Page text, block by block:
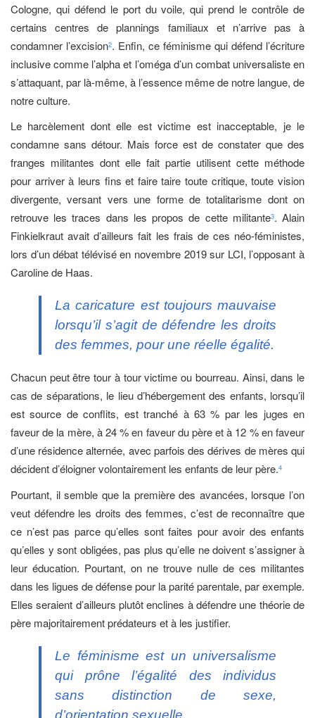
Cologne, qui défend le port du voile, qui prend le contrôle de
certains centres de plannings familiaux et n’arrive pas à
condamner l’excision2. Enfin, ce féminisme qui défend l’écriture
inclusive comme l’alpha et l’oméga d’un combat universaliste en
s’attaquant, par là-même, à l’essence même de notre langue, de
notre culture.
Le harcèlement dont elle est victime est inacceptable, je le
condamne sans détour. Mais force est de constater que des
franges militantes dont elle fait partie utilisent cette méthode
pour arriver à leurs fins et faire taire toute critique, toute vision
divergente, versant vers une forme de totalitarisme dont on
retrouve les traces dans les propos de cette militante3. Alain
Finkielkraut avait d’ailleurs fait les frais de ces néo-féministes,
lors d’un débat télévisé en novembre 2019 sur LCI, l’opposant à
Caroline de Haas.
La caricature est toujours mauvaise
lorsqu’il s’agit de défendre les droits
des femmes, pour une réelle égalité.
Chacun peut être tour à tour victime ou bourreau. Ainsi, dans le
cas de séparations, le lieu d’hébergement des enfants, lorsqu’il
est source de conflits, est tranché à 63 % par les juges en
faveur de la mère, à 24 % en faveur du père et à 12 % en faveur
d’une résidence alternée, avec parfois des dérives de mères qui
décident d’éloigner volontairement les enfants de leur père.4
Pourtant, il semble que la première des avancées, lorsque l’on
veut défendre les droits des femmes, c’est de reconnaître que
ce n’est pas parce qu’elles sont faites pour avoir des enfants
qu’elles y sont obligées, pas plus qu’elle ne doivent s’assigner à
leur éducation. Pourtant, on ne trouve nulle de ces militantes
dans les ligues de défense pour la parité parentale, par exemple.
Elles seraient d’ailleurs plutôt enclines à défendre une théorie de
père majoritairement prédateurs et à les justifier.
Le féminisme est un universalisme
qui prône l’égalité des individus
sans distinction de sexe,
d’orientation sexuelle.